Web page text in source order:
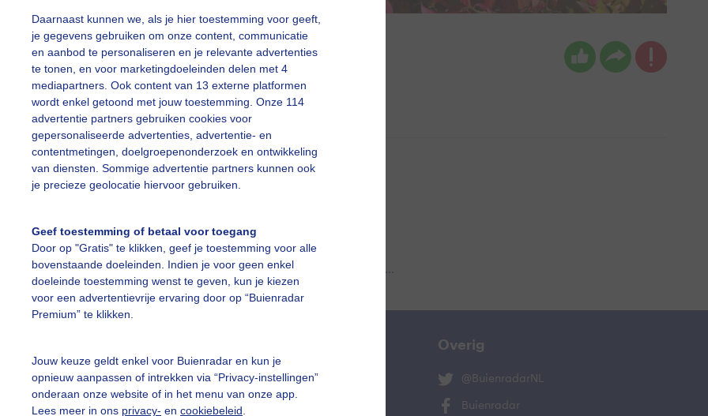
Daarnaast kunnen we, als je hier toestemming voor geeft,
je gegevens gebruiken om onze content, communicatie
en aanbod te personaliseren en je relevante advertenties
te tonen, en voor marketingdoeleinden delen met 4
mediapartners. Ook content van 13 externe platformen
wordt enkel getoond met jouw toestemming. Onze 114
advertentie partners gebruiken cookies voor
gepersonaliseerde advertenties, advertentie- en
contentmetingen, doelgroepenonderzoek en ontwikkeling
van diensten. Sommige advertentie partners kunnen ook
je precieze geolocatie hiervoor gebruiken.
Geef toestemming of betaal voor toegang
Door op "Gratis" te klikken, geef je toestemming voor alle
bovenstaande doeleinden. Indien je voor geen enkel
doeleinde toestemming wenst te geven, kun je kiezen
voor een advertentievrije ervaring door op “Buienradar
Premium” te klikken.
Jouw keuze geldt enkel voor Buienradar en kun je
opnieuw aanpassen of intrekken via “Privacy-instellingen”
onderaan onze website of in het menu van onze app.
Lees meer in ons privacy- en cookiebeleid
Gemaakt: 15-10-2025, 70x bekeken
slideshow
Een moment geduld aub...
vragen
De Bilt
Overig
@BuienradarNL
Buienradar